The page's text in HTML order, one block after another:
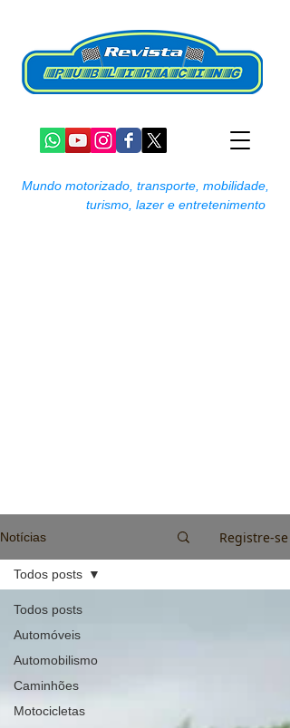
Mundo motorizado, transporte, mobilidade,
turismo, lazer e entretenimento
Notícias Registre-se
Todos posts
Automóveis
Automobilismo
Caminhões
Motocicletas
Todos posts